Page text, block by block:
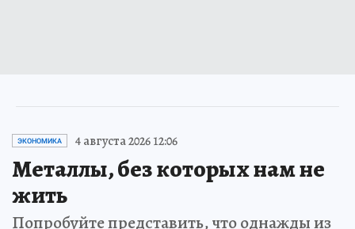
ЭКОНОМИКА 4 августа 2026 12:06
Металлы, без которых нам не
жить
Попробуйте представить, что однажды из